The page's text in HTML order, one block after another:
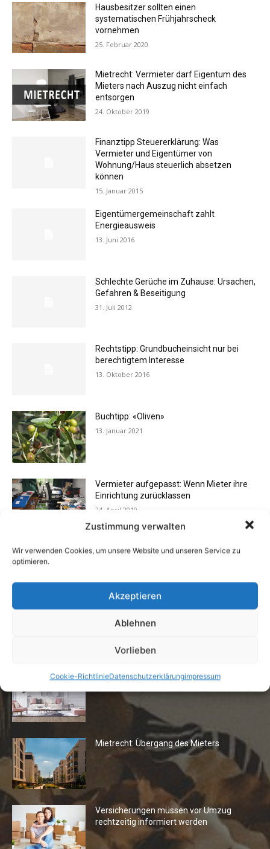
Zustimmung verwalten
Wir verwenden Cookies, um unsere Website und unseren Service zu
optimieren.
Akzeptieren
Ablehnen
Vorlieben
Cookie-RichtlinieDatenschutzerklärungimpressum
Hausbesitzer sollten einen
systematischen Frühjahrscheck
vornehmen
25. Februar 2020
Mietrecht: Vermieter darf Eigentum des
Mieters nach Auszug nicht einfach
entsorgen
24. Oktober 2019
Finanztipp Steuererklärung: Was
Vermieter und Eigentümer von
Wohnung/Haus steuerlich absetzen
können
15. Januar 2015
Eigentümergemeinschaft zahlt
Energieausweis
13. Juni 2016
Schlechte Gerüche im Zuhause: Ursachen,
Gefahren & Beseitigung
31. Juli 2012
Rechtstipp: Grundbucheinsicht nur bei
berechtigtem Interesse
13. Oktober 2016
Buchtipp: «Oliven»
13. Januar 2021
Vermieter aufgepasst: Wenn Mieter ihre
Einrichtung zurücklassen
24. April 2019
Buchtipp: «Das Hausreparatur-Buch»
Die Redaktion empfiehlt
Fototapeten: Neuer Look fürs
Mietrecht: Übergang des Mieters
Versicherungen müssen vor Umzug
rechtzeitig informiert werden